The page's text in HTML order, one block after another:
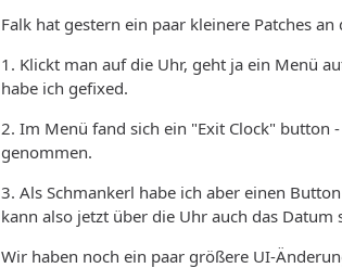
Falk hat gestern ein paar kleinere Patches
1. Klickt man auf die Uhr, geht ja ein Menü
habe ich gefixed.
2. Im Menü fand sich ein "Exit Clock" button
genommen.
3. Als Schmankerl habe ich aber einen
kann also jetzt über die Uhr auch das
Wir haben noch ein paar größere UI-